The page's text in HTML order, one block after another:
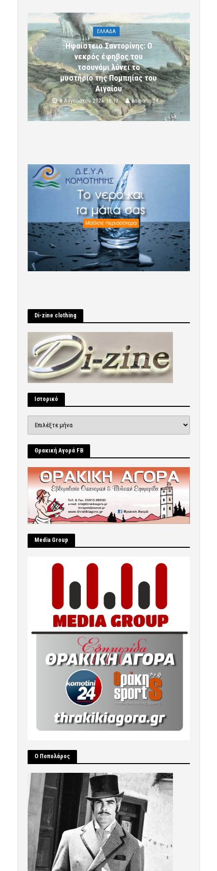
ΕΛΛΑΔΑ
Ηφαίστειο Σαντορίνης: Ο
νεκρός έφηβος του
τσουνάμι λύνει το
μυστήριο της Πομπηίας του
Αιγαίου
8 Αυγούστου 2026 10:17 komotini24
Di-zine clothing
Ιστορικό
Θρακική Αγορά FB
Μedia Group
Ο Ποπολάρος